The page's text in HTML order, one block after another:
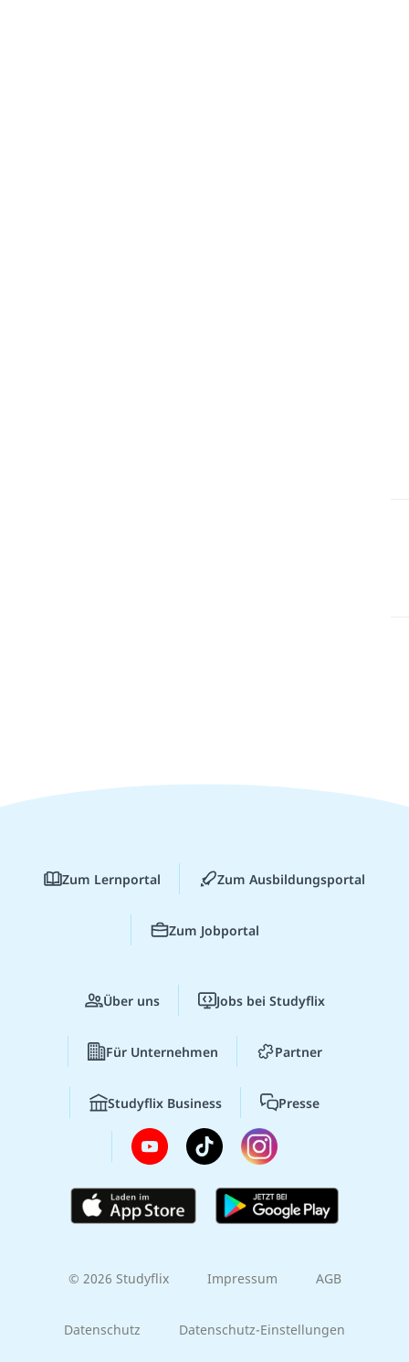
Zum Lernportal Zum Ausbildungsportal
Zum Jobportal
Über uns Jobs bei Studyflix
Für Unternehmen Partner
Studyflix Business Presse
© 2026 Studyflix Impressum AGB
Datenschutz Datenschutz-Einstellungen